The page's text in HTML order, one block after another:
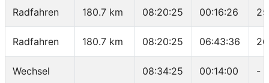
Radfahren 180.7 km 08:20:25 00:16:26
Radfahren 180.7 km 08:20:25 06:43:36
Wechsel 08:34:25 00:14:00 -